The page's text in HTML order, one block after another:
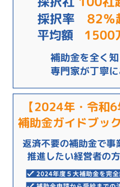
補助金ガイドDL お問い合